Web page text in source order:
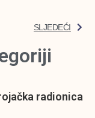
SLJEDEĆI
radionica